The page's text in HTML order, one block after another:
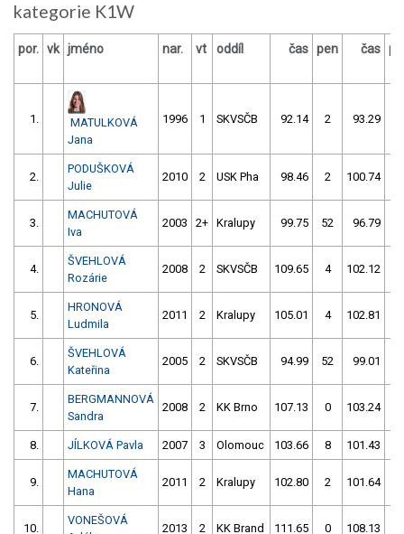
kategorie K1W
por. vk jméno nar. vt oddíl čas pen čas
1.
MATULKOVÁ
Jana
1996 1 SKVSČB 92.14 2 93.29
2.
PODUŠKOVÁ
Julie
2010 2 USK Pha 98.46 2 100.74
3.
MACHUTOVÁ
Iva
2003 2+ Kralupy 99.75 52 96.79
4.
ŠVEHLOVÁ
Rozárie
2008 2 SKVSČB 109.65 4 102.12
5.
HRONOVÁ
Ludmila
2011 2 Kralupy 105.01 4 102.81
6.
ŠVEHLOVÁ
Kateřina
2005 2 SKVSČB 94.99 52 99.01
7.
BERGMANNOVÁ
Sandra
2008 2 KK Brno 107.13 0 103.24
8. JÍLKOVÁ Pavla 2007 3 Olomouc 103.66 8 101.43
9.
MACHUTOVÁ
Hana
2011 2 Kralupy 102.80 2 101.64
10.
VONEŠOVÁ
2013 2 KK Brand 111.65 0 108.13